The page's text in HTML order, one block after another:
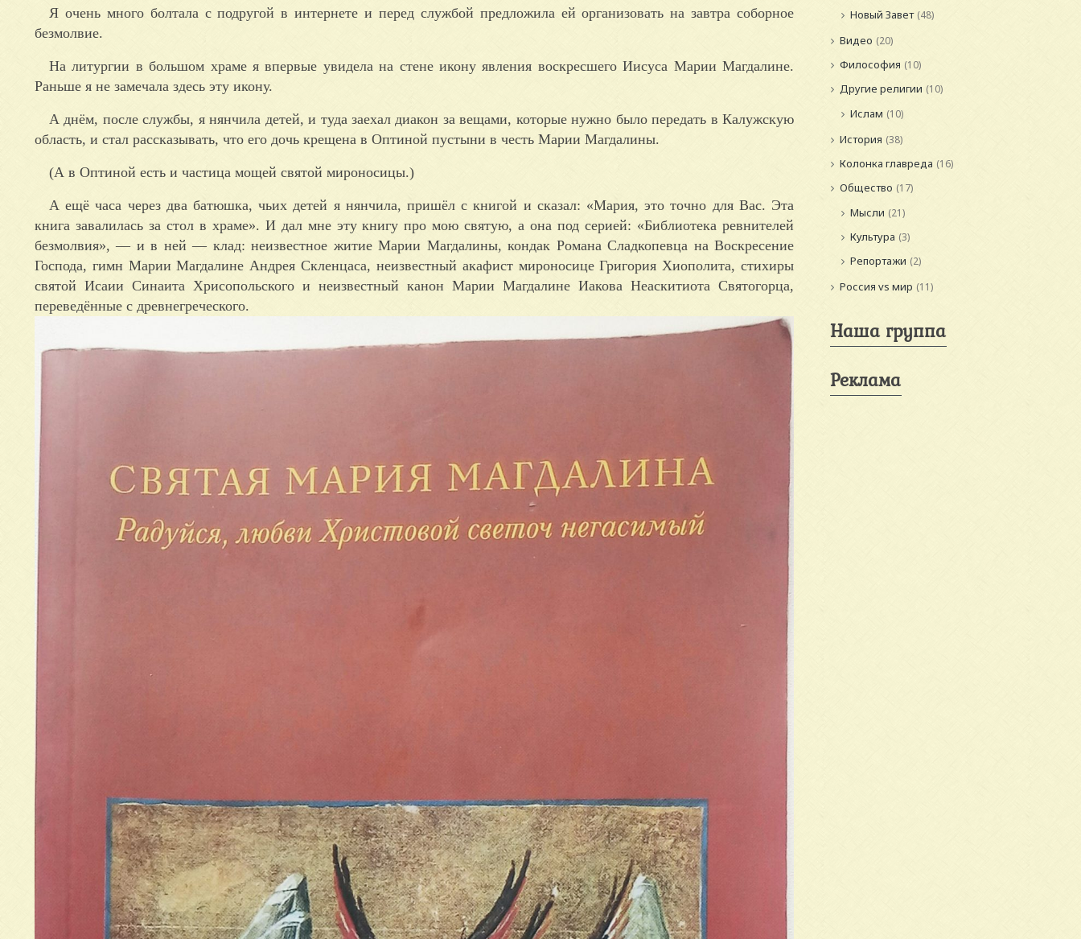
Я очень много болтала с подругой в интернете и перед службой предложила ей организовать на завтра соборное
безмолвие.
На литургии в большом храме я впервые увидела на стене икону явления воскресшего Иисуса Марии Магдалине.
Раньше я не замечала здесь эту икону.
А днём, после службы, я нянчила детей, и туда заехал диакон за вещами, которые нужно было передать в Калужскую
область, и стал рассказывать, что его дочь крещена в Оптиной пустыни в честь Марии Магдалины.
(А в Оптиной есть и частица мощей святой мироносицы.)
А ещё часа через два батюшка, чьих детей я нянчила, пришёл с книгой и сказал: «Мария, это точно для Вас. Эта
книга завалилась за стол в храме». И дал мне эту книгу про мою святую, а она под серией: «Библиотека ревнителей
безмолвия», — и в ней — клад: неизвестное житие Марии Магдалины, кондак Романа Сладкопевца на Воскресение
Господа, гимн Марии Магдалине Андрея Скленцаса, неизвестный акафист мироносице Григория Хиополита, стихиры
святой Исаии Синаита Хрисопольского и неизвестный канон Марии Магдалине Иакова Неаскитиота Святогорца,
переведённые с древнегреческого.
Новый Завет (48)
Видео (20)
Философия (10)
Другие религии (10)
Ислам (10)
История (38)
Колонка главреда (16)
Общество (17)
Мысли (21)
Культура (3)
Репортажи (2)
Россия vs мир (11)
Наша группа
Реклама